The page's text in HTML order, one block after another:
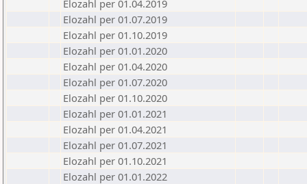
Elozahl per 01.04.2019
Elozahl per 01.07.2019
Elozahl per 01.10.2019
Elozahl per 01.01.2020
Elozahl per 01.04.2020
Elozahl per 01.07.2020
Elozahl per 01.10.2020
Elozahl per 01.01.2021
Elozahl per 01.04.2021
Elozahl per 01.07.2021
Elozahl per 01.10.2021
Elozahl per 01.01.2022